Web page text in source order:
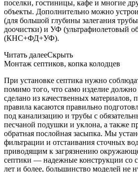
поселки, гостиницы, кафе и многие
объекты. Дополнительно можно
(для большой глубины залегания
доочистки) и УФ (ультрафиолетовый
(КНС+ФД+УФ).
Читать далееСкрыть
Монтаж септиков, копка колодцев
При установке септика нужно
помимо того, что само изделие
сделано из качественных
правила касаются правильно
под канализацию и трубы с
песчаной подушки и уклона, а также
обратная послойная засыпка. Мы
фильтрации и отстаивания сточных
приводящим к загрязнению
септики — надежные конструкции со
лет и более, большинство моделей не